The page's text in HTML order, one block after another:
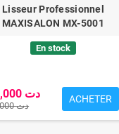
Lisseur Professionnel
MAXISALON MX-5001
En stock
27,000 دت
39,000 دت
ACHETER